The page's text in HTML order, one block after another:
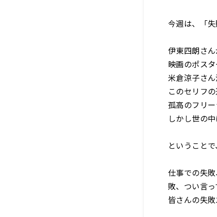
今週は、「
伊東四朗さ
映画のポス
米倉涼子さ
このセリフ
孤高のフリ
しかし世の
ということ
仕事での失
敗、つい言
皆さんの失